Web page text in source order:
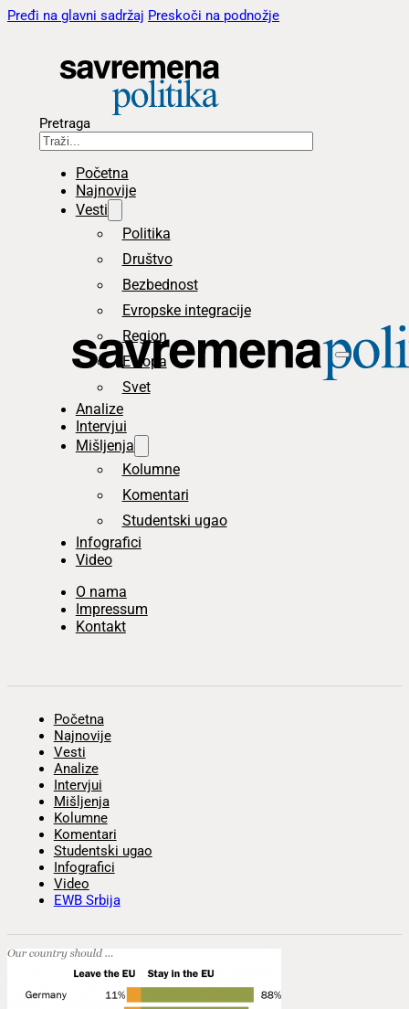
Pređi na glavni sadržaj Preskoči na podnožje
Pretraga
Početna
Najnovije
Vesti
Politika
Društvo
Bezbednost
Evropske integracije
Region
Evropa
Svet
Analize
Intervjui
Mišljenja
Kolumne
Komentari
Studentski ugao
Infografici
Video
O nama
Impressum
Kontakt
Početna
Najnovije
Vesti
Analize
Intervjui
Mišljenja
Kolumne
Komentari
Studentski ugao
Infografici
Video
EWB Srbija